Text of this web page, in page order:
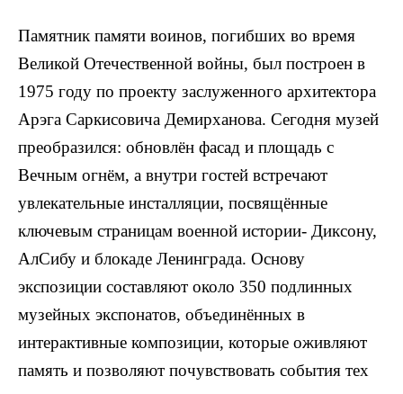
Памятник памяти воинов, погибших во время
Великой Отечественной войны, был построен в
1975 году по проекту заслуженного архитектора
Арэга Саркисовича Демирханова. Сегодня музей
преобразился: обновлён фасад и площадь с
Вечным огнём, а внутри гостей встречают
увлекательные инсталляции, посвящённые
ключевым страницам военной истории- Диксону,
АлСибу и блокаде Ленинграда. Основу
экспозиции составляют около 350 подлинных
музейных экспонатов, объединённых в
интерактивные композиции, которые оживляют
память и позволяют почувствовать события тех